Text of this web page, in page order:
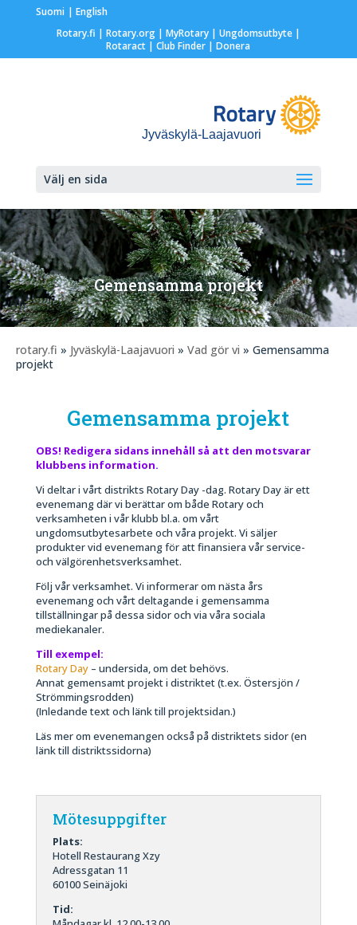
Suomi
English
Rotary.fi | Rotary.org| MyRotary | Ungdomsutbyte|
Rotaract | Club Finder | Donera
Jyväskylä-Laajavuori
Välj en sida
Gemensamma projekt
rotary.fi » Jyväskylä-Laajavuori » Vad gör vi » Gemensamma
projekt
Gemensamma projekt
OBS! Redigera sidans innehåll så att den motsvarar
klubbens information.
Vi deltar i vårt distrikts Rotary Day -dag. Rotary Day är ett
evenemang där vi berättar om både Rotary och
verksamheten i vår klubb bl.a. om vårt
ungdomsutbytesarbete och våra projekt. Vi säljer
produkter vid evenemang för att finansiera vår service-
och välgörenhetsverksamhet.
Följ vår verksamhet. Vi informerar om nästa års
evenemang och vårt deltagande i gemensamma
tillställningar på dessa sidor och via våra sociala
mediekanaler.
Till exempel:
Rotary Day– undersida, om det behövs.
Annat gemensamt projekt i distriktet (t.ex. Östersjön /
Strömmingsrodden)
(Inledande text och länk till projektsidan.)
Läs mer om evenemangen också på distriktets sidor (en
länk till distriktssidorna)
Mötesuppgifter
Plats:
Hotell Restaurang Xzy
Adressgatan 11
60100 Seinäjoki
Tid: